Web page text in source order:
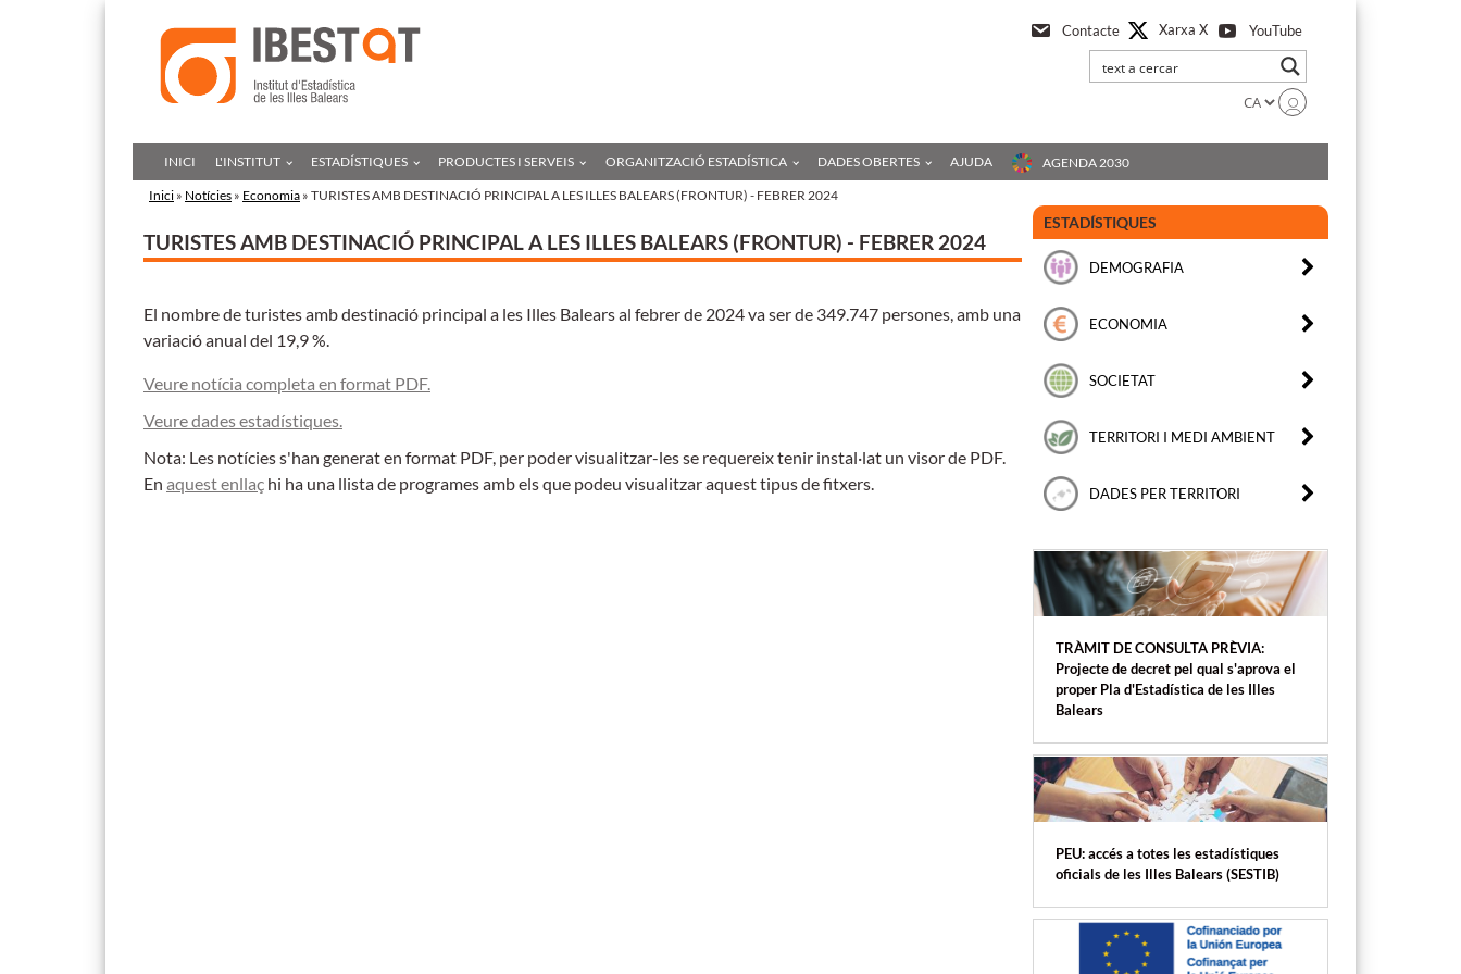
Contacte Xarxa X YouTube
INICI L'INSTITUT ESTADÍSTIQUES PRODUCTES I SERVEIS ORGANITZACIÓ ESTADÍSTICA DADES OBERTES AJUDA
AGENDA 2030
Inici » Notícies » Economia » TURISTES AMB DESTINACIÓ PRINCIPAL A LES ILLES BALEARS (FRONTUR) - FEBRER 2024
TURISTES AMB DESTINACIÓ PRINCIPAL A LES ILLES BALEARS (FRONTUR) - FEBRER 2024
El nombre de turistes amb destinació principal a les Illes Balears al febrer de 2024 va ser de 349.747 persones, amb una
variació anual del 19,9 %.
Veure notícia completa en format PDF.
Veure dades estadístiques.
Nota: Les notícies s'han generat en format PDF, per poder visualitzar-les se requereix tenir instal·lat un visor de PDF.
En aquest enllaç hi ha una llista de programes amb els que podeu visualitzar aquest tipus de fitxers.
ESTADÍSTIQUES
DEMOGRAFIA
ECONOMIA
SOCIETAT
TERRITORI I MEDI AMBIENT
DADES PER TERRITORI
TRÀMIT DE CONSULTA PRÈVIA:
Projecte de decret pel qual s'aprova el
proper Pla d'Estadística de les Illes
Balears
PEU: accés a totes les estadístiques
oficials de les Illes Balears (SESTIB)